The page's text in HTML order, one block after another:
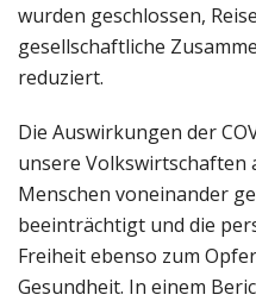
wurden geschlossen,
gesellschaftliche
reduziert.
Die Auswirkungen der
unsere Volkswirtschaften
Menschen voneinander
beeinträchtigt und die
Freiheit ebenso zum
Gesundheit. In einem